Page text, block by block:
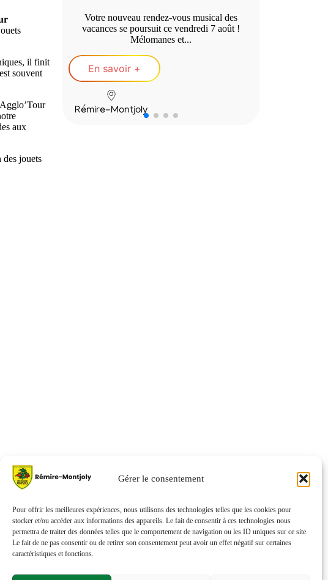
Gérer le consentement
Pour offrir les meilleures expériences, nous utilisons des technologies telles que les cookies pour
stocker et/ou accéder aux informations des appareils. Le fait de consentir à ces technologies nous
permettra de traiter des données telles que le comportement de navigation ou les ID uniques sur ce site.
Le fait de ne pas consentir ou de retirer son consentement peut avoir un effet négatif sur certaines
caractéristiques et fonctions.
il finit
souvent
aux
jouets
Votre nouveau rendez-vous musical des
vacances se poursuit ce vendredi 7 août !
Mélomanes et...
En savoir +
Rémire-Montjoly